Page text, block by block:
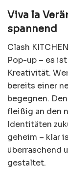
Viva la
spannend
Clash
Pop-up – es
Kreativität.
bereits einer
begegnen.
fleißig an den
Identitäten
geheim – klar
überraschend
gestaltet.